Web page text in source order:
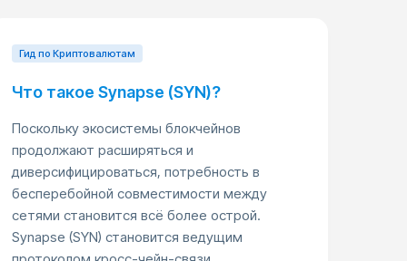
Гид по Криптовалютам
Что такое Synapse (SYN)?
Поскольку экосистемы блокчейнов
продолжают расширяться и
диверсифицироваться, потребность в
бесперебойной совместимости между
сетями становится всё более острой.
Synapse (SYN) становится ведущим